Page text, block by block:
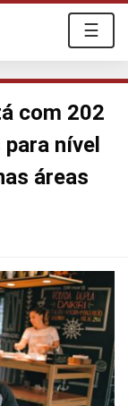
☰
com 202
nível
áreas